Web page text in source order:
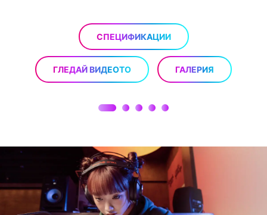
СПЕЦИФИКАЦИИ
ГЛЕДАЙ ВИДЕОТО ГАЛЕРИЯ